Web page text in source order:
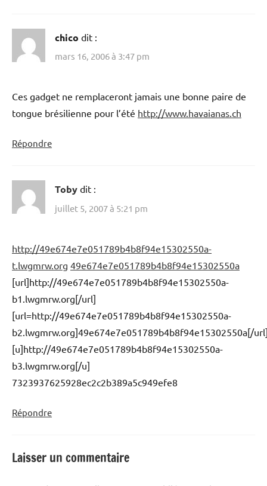
chico dit :
mars 16, 2006 à 3:47 pm
Ces gadget ne remplaceront jamais une bonne paire de
tongue brésilienne pour l’été http://www.havaianas.ch
Répondre
Toby dit :
juillet 5, 2007 à 5:21 pm
http://49e674e7e051789b4b8f94e15302550a-
t.lwgmrw.org 49e674e7e051789b4b8f94e15302550a
[url]http://49e674e7e051789b4b8f94e15302550a-
b1.lwgmrw.org[/url]
[url=http://49e674e7e051789b4b8f94e15302550a-
b2.lwgmrw.org]49e674e7e051789b4b8f94e15302550a[/
[u]http://49e674e7e051789b4b8f94e15302550a-
b3.lwgmrw.org[/u]
7323937625928ec2c2b389a5c949efe8
Répondre
Laisser un commentaire